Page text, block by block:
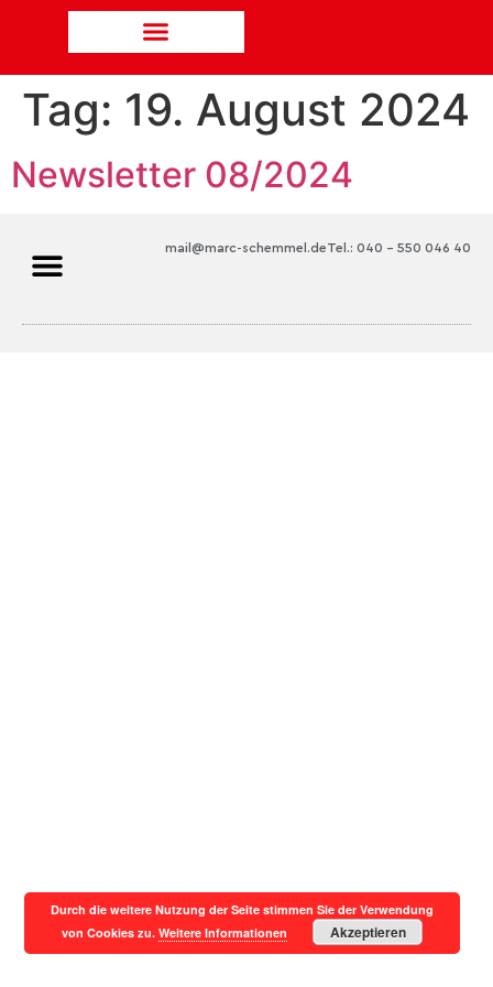
Tag: 19. August 2024
Newsletter 08/2024
Tel.: 040 – 550 046 40
mail@marc-schemmel.de
Durch die weitere Nutzung der Seite stimmen Sie der Verwendung
von Cookies zu.Weitere Informationen Akzeptieren